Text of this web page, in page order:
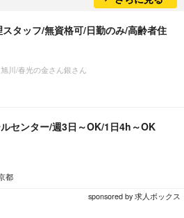
スタッフ/無資格可/日勤のみ/高齢者住
川/春光の金さん銀さん
センター/週3日～OK/1日4h～OK
都
sponsored by 求人ボックス